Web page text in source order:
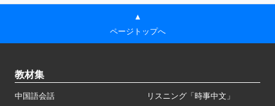
▲
ページトップへ
教材集
中国語会話
リスニング「時事中文」